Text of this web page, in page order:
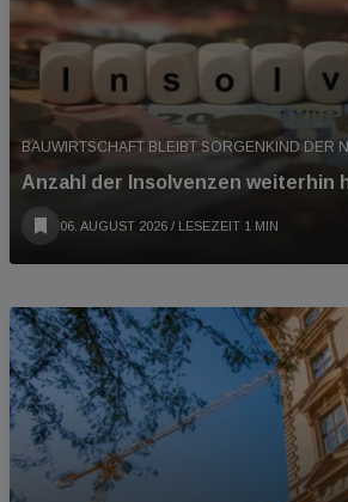
BAUWIRTSCHAFT BLEIBT SORGENKIND DER
Anzahl der Insolvenzen weiterhin
06. AUGUST 2026 / LESEZEIT 1 MIN